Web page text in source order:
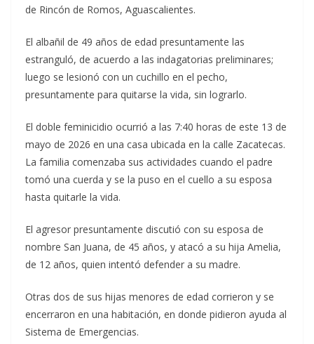
de Rincón de Romos, Aguascalientes.
El albañil de 49 años de edad presuntamente las
estranguló, de acuerdo a las indagatorias preliminares;
luego se lesionó con un cuchillo en el pecho,
presuntamente para quitarse la vida, sin lograrlo.
El doble feminicidio ocurrió a las 7:40 horas de este 13 de
mayo de 2026 en una casa ubicada en la calle Zacatecas.
La familia comenzaba sus actividades cuando el padre
tomó una cuerda y se la puso en el cuello a su esposa
hasta quitarle la vida.
El agresor presuntamente discutió con su esposa de
nombre San Juana, de 45 años, y atacó a su hija Amelia,
de 12 años, quien intentó defender a su madre.
Otras dos de sus hijas menores de edad corrieron y se
encerraron en una habitación, en donde pidieron ayuda al
Sistema de Emergencias.